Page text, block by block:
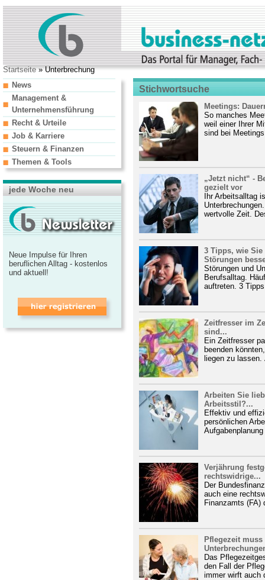
Startseite» Unterbrechung
Stichwortsuche
Meetings:
So manches
weil einer Ihrer
sind bei
„Jetzt nicht“ -
gezielt vor
Ihr Arbeitsalltag
wertvolle Zeit.
3 Tipps, wie
Störungen
Störungen und
Berufsalltag.
auftreten. 3
Zeitfresser im
sind...
Ein Zeitfresser
beenden
liegen zu lassen.
Arbeiten Sie
Arbeitsstil?...
Effektiv und
persönlichen
Verjährung
rechtswidrige...
Der
auch eine
Finanzamts (FA)
Pflegezeit
Das
den Fall der
immer wirft auch
News
Management &
Unternehmensführung
Recht & Urteile
Job & Karriere
Steuern & Finanzen
Themen & Tools
jede Woche neu
Neue Impulse für Ihren
beruflichen Alltag - kostenlos
und aktuell!